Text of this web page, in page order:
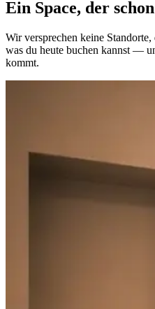
Ein Space, der schon
Wir versprechen keine
was du heute buchen kannst —
kommt.